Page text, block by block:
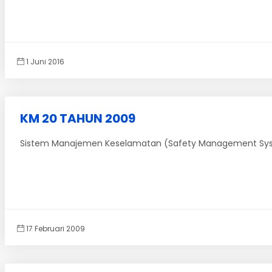
1 Juni 2016
KM 20 TAHUN 2009
Sistem Manajemen Keselamatan (Safety Management
17 Februari 2009